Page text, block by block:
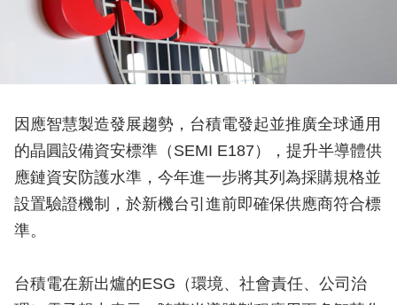
因應智慧製造發展趨勢，台積電發起並推廣全球通用
的晶圓設備資安標準（SEMI E187），提升半導體供
應鏈資安防護水準，今年進一步將其列為採購規格並
設置驗證機制，於新機台引進前即確保供應商符合標
準。
台積電在新出爐的ESG（環境、社會責任、公司治